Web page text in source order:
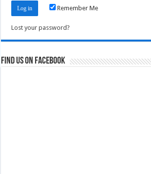
Remember Me
Lost your password?
Find us on Facebook